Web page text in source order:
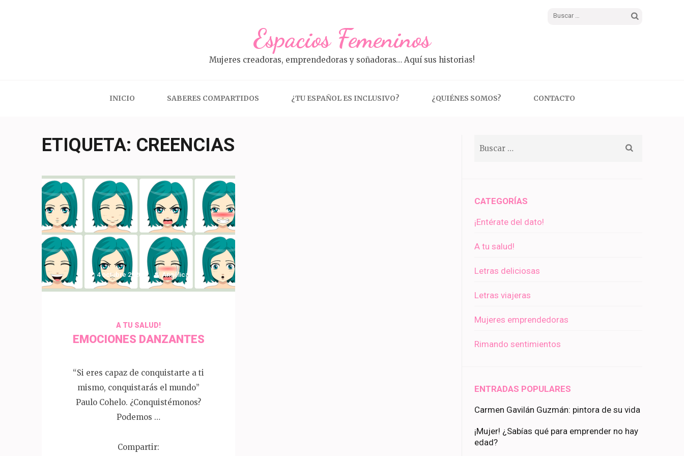
Buscar:
Espacios Femeninos
Mujeres creadoras, emprendedoras y soñadoras… Aquí sus historias!
INICIO SABERES COMPARTIDOS ¿TU ESPAÑOL ES INCLUSIVO? ¿QUIÉNES SOMOS? CONTACTO
ETIQUETA: CREENCIAS
4 octubre 2020 Angélica
A TU SALUD!
EMOCIONES DANZANTES
“Si eres capaz de conquistarte a ti
mismo, conquistarás el mundo”
Paulo Cohelo. ¿Conquistémonos?
Podemos …
Compartir:
CATEGORÍAS
¡Entérate del dato!
A tu salud!
Letras deliciosas
Letras viajeras
Mujeres emprendedoras
Rimando sentimientos
ENTRADAS POPULARES
Carmen Gavilán Guzmán: pintora de su vida
¡Mujer! ¿Sabías qué para emprender no hay
edad?